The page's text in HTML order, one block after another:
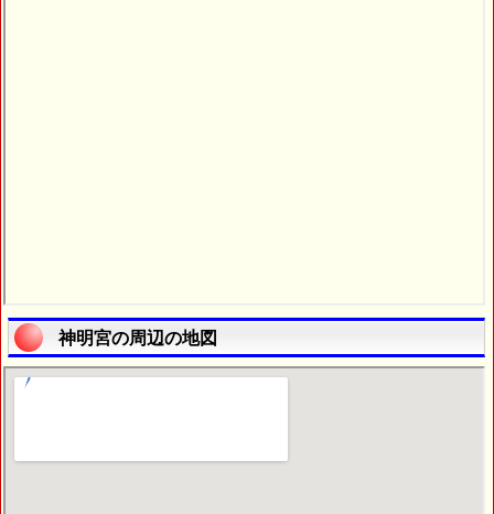
神明宮の周辺の地図